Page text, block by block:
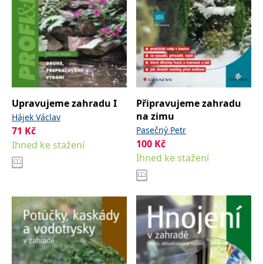
Upravujeme zahradu I
Hájek Václav
71 Kč
Ihned ke stažení
Připravujeme zahradu
na zimu
Pasečný Petr
100 Kč
Ihned ke stažení